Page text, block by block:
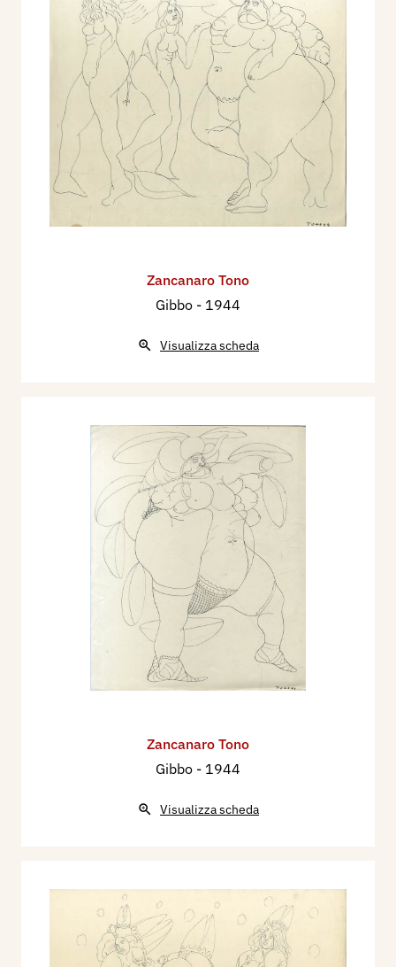
Zancanaro Tono
Gibbo - 1944
Visualizza scheda
Zancanaro Tono
Gibbo - 1944
Visualizza scheda